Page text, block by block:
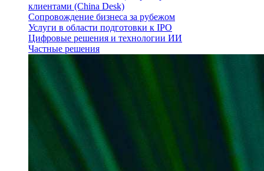
клиентами (China Desk)
Сопровождение бизнеса за рубежом
Услуги в области подготовки к IPO
Цифровые решения и технологии ИИ
Частные решения